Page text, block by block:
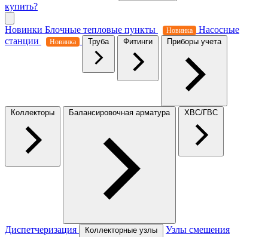
купить?
Новинки Блочные тепловые пункты Новинка
Насосные
станции
Новинка Труба Фитинги Приборы учета
Коллекторы Балансировочная арматура ХВС/ГВС
Диспетчеризация Коллекторные узлы Узлы смешения